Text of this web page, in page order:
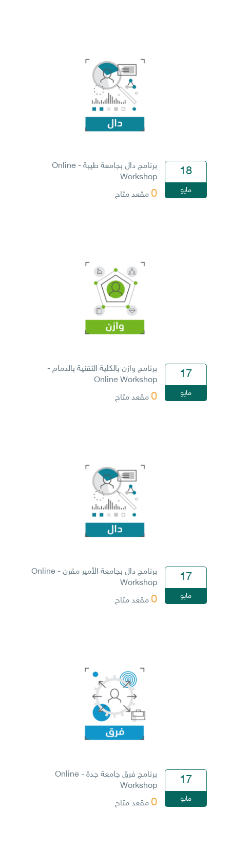
18
مايو
برنامج دال بجامعة طيبة - Online
Workshop
0 مقعد متاح
17
مايو
برنامج وازن بالكلية التقنية بالدمام -
Online Workshop
0 مقعد متاح
17
مايو
برنامج دال بجامعة الأمير مقرن - Online
Workshop
0 مقعد متاح
17
مايو
برنامج فرق جامعة جدة - Online
Workshop
0 مقعد متاح